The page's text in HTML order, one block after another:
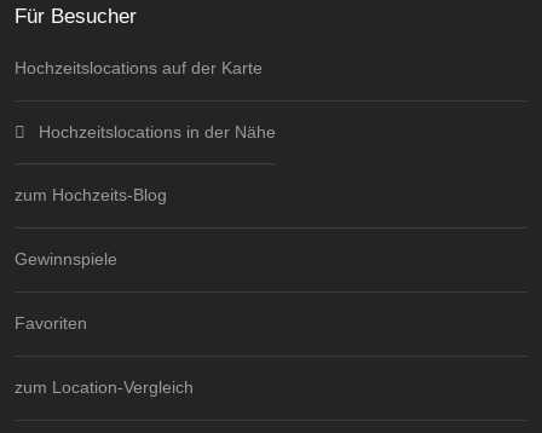
Für Besucher
Hochzeitslocations auf der Karte
Hochzeitslocations in der Nähe
zum Hochzeits-Blog
Gewinnspiele
Favoriten
zum Location-Vergleich